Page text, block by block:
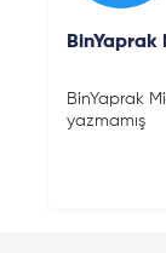
BinYaprak
BinYaprak
yazmamış